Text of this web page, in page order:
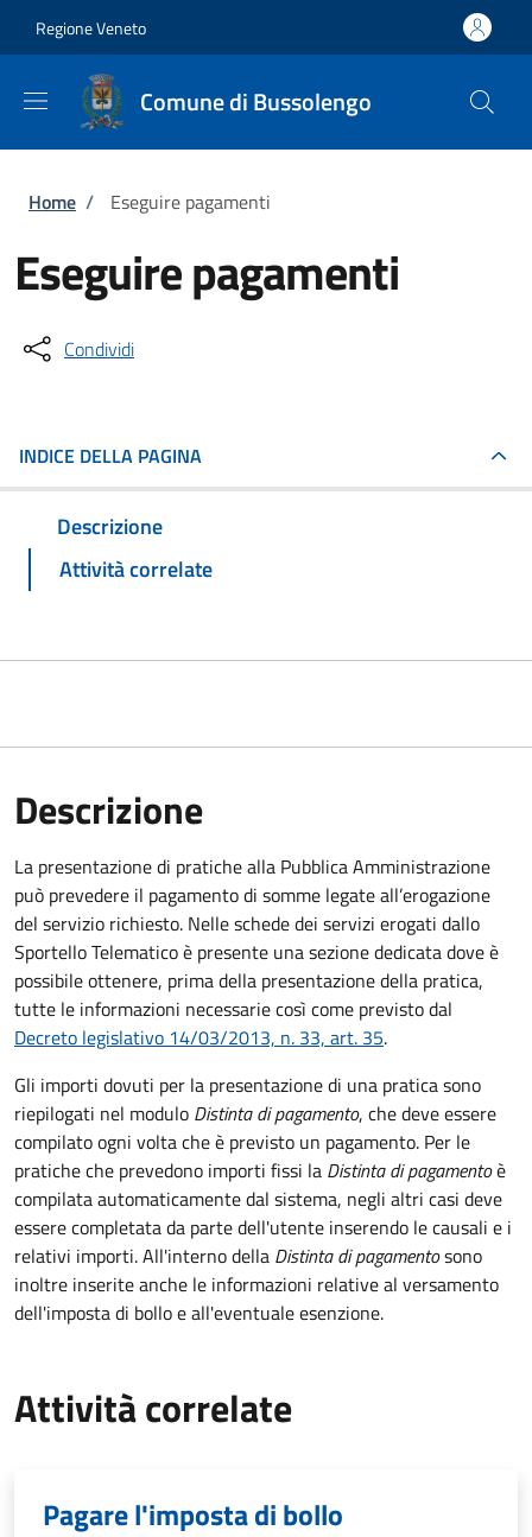
Regione Veneto
Comune di Bussolengo
Briciole di pane
Home / Eseguire pagamenti
Eseguire pagamenti
Condividi
INDICE DELLA PAGINA
Descrizione
Attività correlate
Descrizione
La presentazione di pratiche alla Pubblica Amministrazione
può prevedere il pagamento di somme legate all’erogazione
del servizio richiesto. Nelle schede dei servizi erogati dallo
Sportello Telematico è presente una sezione dedicata dove è
possibile ottenere, prima della presentazione della pratica,
tutte le informazioni necessarie così come previsto dal
Decreto legislativo 14/03/2013, n. 33, art. 35.
Gli importi dovuti per la presentazione di una pratica sono
riepilogati nel modulo Distinta di pagamento, che deve essere
compilato ogni volta che è previsto un pagamento. Per le
pratiche che prevedono importi fissi la Distinta di pagamentoè
compilata automaticamente dal sistema, negli altri casi deve
essere completata da parte dell'utente inserendo le causali e i
relativi importi.All'interno della Distinta di pagamentosono
inoltre inserite anche le informazioni relative al versamento
dell'imposta di bollo e all'eventuale esenzione.
Attività correlate
Pagare l'imposta di bollo